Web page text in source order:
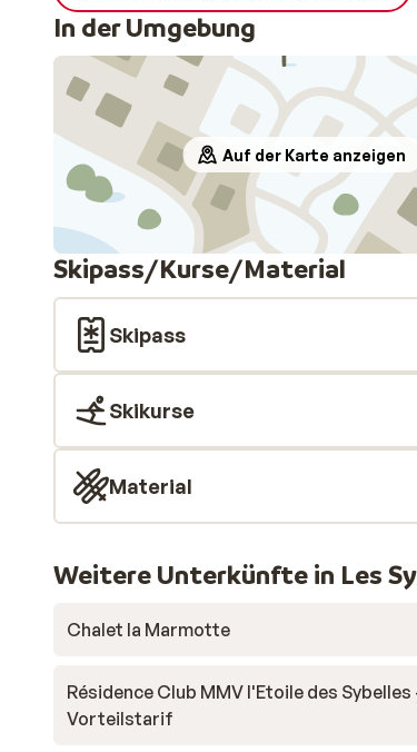
In der Umgebung
Auf der Karte anzeigen
Skipass/Kurse/Material
Skipass
Skikurse
Material
Weitere Unterkünfte in Les
Chalet la Marmotte
Résidence Club MMV l'Etoile des Sybelles
Vorteilstarif